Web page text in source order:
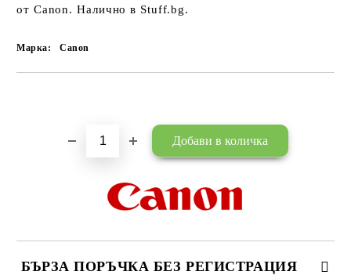
от Canon. Налично в Stuff.bg.
Марка: Canon
БЪРЗА ПОРЪЧКА БЕЗ РЕГИСТРАЦИЯ